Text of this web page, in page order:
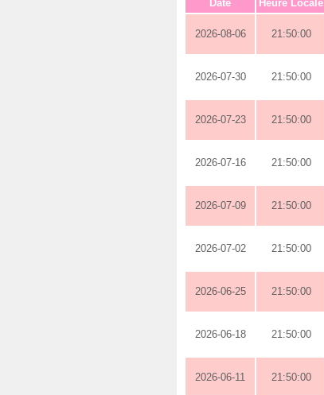
Date Heure Locale
2026-08-06 21:50:00
2026-07-30 21:50:00
2026-07-23 21:50:00
2026-07-16 21:50:00
2026-07-09 21:50:00
2026-07-02 21:50:00
2026-06-25 21:50:00
2026-06-18 21:50:00
2026-06-11 21:50:00